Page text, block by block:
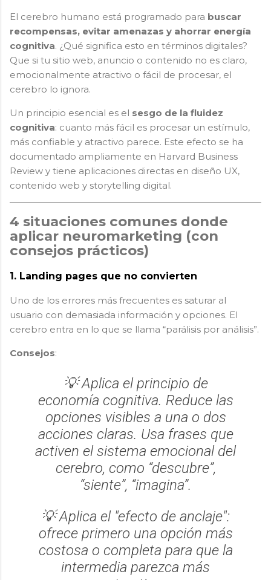
El cerebro humano está programado para buscar
recompensas, evitar amenazas y ahorrar energía
cognitiva. ¿Qué significa esto en términos digitales?
Que si tu sitio web, anuncio o contenido no es claro,
emocionalmente atractivo o fácil de procesar, el
cerebro lo ignora.
Un principio esencial es el sesgo de la fluidez
cognitiva: cuanto más fácil es procesar un estímulo,
más confiable y atractivo parece. Este efecto se ha
documentado ampliamente en Harvard Business
Review y tiene aplicaciones directas en diseño UX,
contenido web y storytelling digital.
4 situaciones comunes donde
aplicar neuromarketing (con
consejos prácticos)
1. Landing pages que no convierten
Uno de los errores más frecuentes es saturar al
usuario con demasiada información y opciones. El
cerebro entra en lo que se llama “parálisis por análisis”.
Consejos:
💡 Aplica el principio de
economía cognitiva. Reduce las
opciones visibles a una o dos
acciones claras. Usa frases que
activen el sistema emocional del
cerebro, como “descubre”,
“siente”, “imagina”.
💡 Aplica el "efecto de anclaje":
ofrece primero una opción más
costosa o completa para que la
intermedia parezca más